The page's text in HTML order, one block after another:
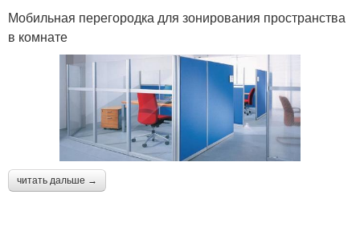
Мобильная перегородка для зонирования пространства
в комнате
читать дальше →